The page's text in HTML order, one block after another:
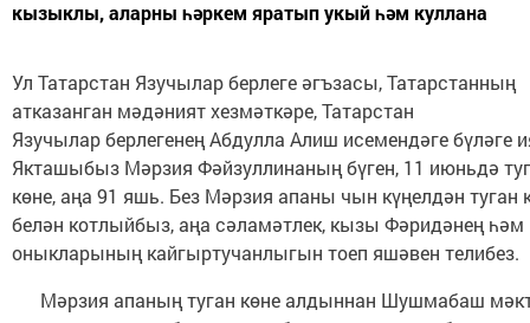
кызыклы, аларны һәркем яратып укый һәм куллана
Ул Татарстан Язучылар берлеге әгъзасы, Татарстанның
атказанган мәдәният хезмәткәре, Татарстан
Язучылар берлегенең Абдулла Алиш исемендәге бүләге
Якташыбыз Мәрзия Фәйзуллинаның бүген, 11 июньдә
көне, аңа 91 яшь. Без Мәрзия апаны чын күңелдән туган
белән котлыйбыз, аңа сәламәтлек, кызы Фәридәнең һәм
оныкларының кайгыртучанлыгын тоеп яшәвен телибез.
Мәрзия апаның туган көне алдыннан Шушмабаш